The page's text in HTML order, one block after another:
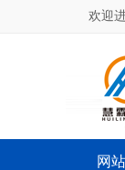
欢迎
网